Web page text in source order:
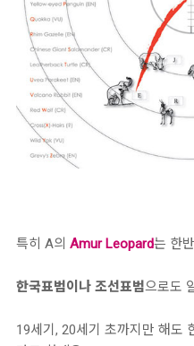
특히 A의 Amur Leopard는 한
한국표범이나 조선표범으로도
19세기, 20세기 초까지만 해도